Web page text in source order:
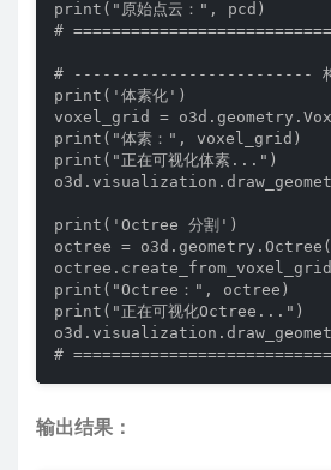
print("原始点云：", pcd)
#
# -------------------------
print('体素化')
voxel_grid =
print("体素：", voxel_grid)
print("正在可视化体素...")
print('Octree 分割')
octree =
print("Octree：", octree)
print("正在可视化Octree...")
#
输出结果：